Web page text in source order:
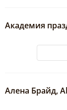
Академия
Алена Брайд,